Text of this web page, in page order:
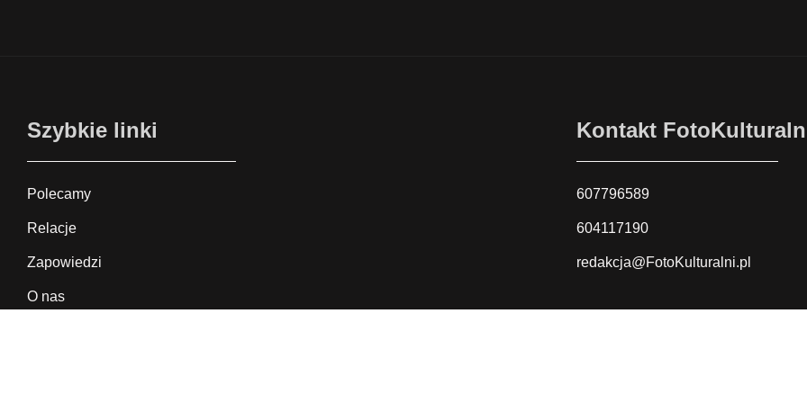
Szybkie linki
Polecamy
Relacje
Zapowiedzi
O nas
Kontakt
607796589
604117190
redakcja@FotoKulturalni.pl